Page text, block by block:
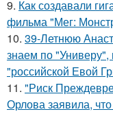
9. Как создавали
фильма "Мег:
10. 39-Летнюю
знаем по
"российской Евой
11. "Риск
Орлова заявила,